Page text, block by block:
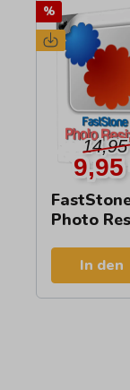
%
Photo
9,95
In den